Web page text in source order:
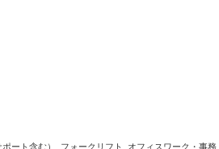
ート含む） フォークリフト オフィスワーク・事務